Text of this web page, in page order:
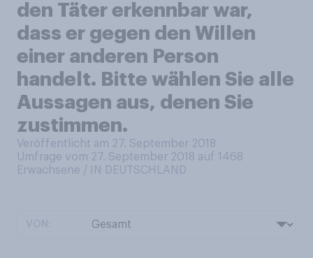
den Täter erkennbar war,
dass er gegen den Willen
einer anderen Person
handelt. Bitte wählen Sie alle
Aussagen aus, denen Sie
zustimmen.
Veröffentlicht am 27. September 2018
Umfrage vom 27. September 2018 auf 1468
Erwachsene / IN DEUTSCHLAND